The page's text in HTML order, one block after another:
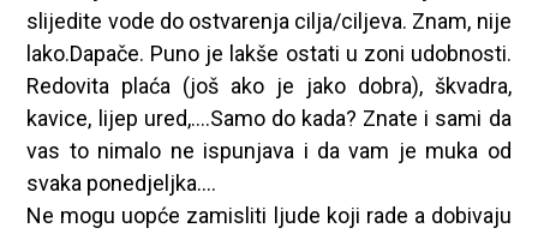
slijedite vode do ostvarenja cilja/ciljeva. Znam, nije
lako.Dapače. Puno je lakše ostati u zoni udobnosti.
Redovita plaća (još ako je jako dobra), škvadra,
kavice, lijep ured,….Samo do kada? Znate i sami da
vas to nimalo ne ispunjava i da vam je muka od
svaka ponedjeljka….
Ne mogu uopće zamisliti ljude koji rade a dobivaju